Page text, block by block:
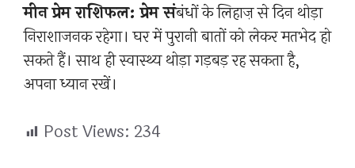
मीन प्रेम राशिफल: प्रेम संबंधों के लिहाज़ से दिन थोड़ा
निराशाजनक रहेगा। घर में पुरानी बातों को लेकर मतभेद हो
सकते हैं। साथ ही स्वास्थ्य थोड़ा गड़बड़ रह सकता है,
अपना ध्यान रखें।
Post Views: 234